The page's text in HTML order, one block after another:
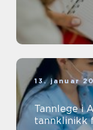
13. januar
Tannlege i
tannklinikk